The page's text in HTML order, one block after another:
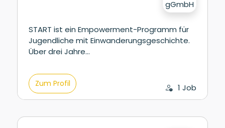
START ist ein Empowerment-Programm für
Jugendliche mit Einwanderungsgeschichte.
Über drei Jahre…
Zum Profil 1 Job